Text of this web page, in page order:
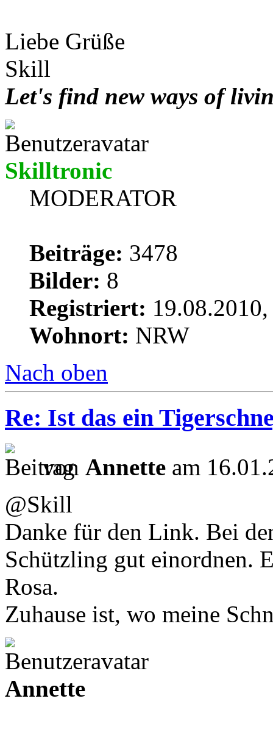
Liebe Grüße
Skill
Let's find new ways of
Skilltronic
MODERATOR
Beiträge: 3478
Bilder: 8
Registriert:
Wohnort: NRW
Nach oben
Re: Ist das ein
von Annette am
@Skill
Danke für den Link. Bei
Schützling gut einordnen.
Rosa.
Zuhause ist, wo meine
Annette